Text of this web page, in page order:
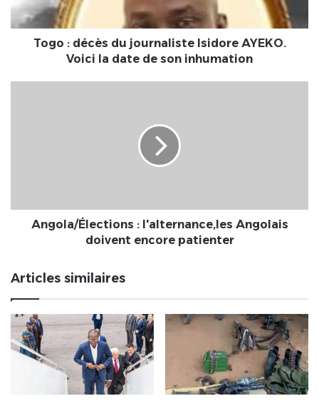
Voici
Togo : décès du journaliste Isidore AYEKO.
Voici la date de son inhumation
Angola/Élections : l'alternance,les Angolais
doivent encore patienter
Articles similaires